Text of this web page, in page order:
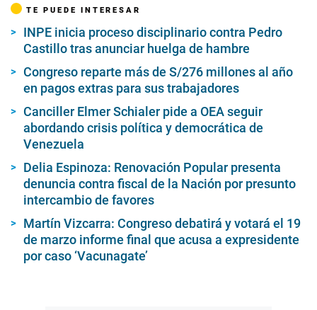
TE PUEDE INTERESAR
INPE inicia proceso disciplinario contra Pedro
Castillo tras anunciar huelga de hambre
Congreso reparte más de S/276 millones al año
en pagos extras para sus trabajadores
Canciller Elmer Schialer pide a OEA seguir
abordando crisis política y democrática de
Venezuela
Delia Espinoza: Renovación Popular presenta
denuncia contra fiscal de la Nación por presunto
intercambio de favores
Martín Vizcarra: Congreso debatirá y votará el 19
de marzo informe final que acusa a expresidente
por caso ‘Vacunagate’